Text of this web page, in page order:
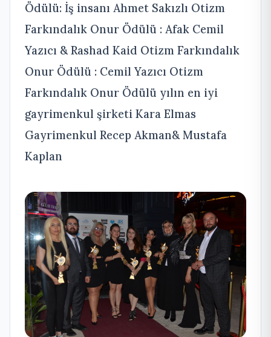
Ödülü: İş insanı Ahmet Sakızlı Otizm
Farkındalık Onur Ödülü : Afak Cemil
Yazıcı & Rashad Kaid Otizm Farkındalık
Onur Ödülü : Cemil Yazıcı Otizm
Farkındalık Onur Ödülü yılın en iyi
gayrimenkul şirketi Kara Elmas
Gayrimenkul Recep Akman& Mustafa
Kaplan